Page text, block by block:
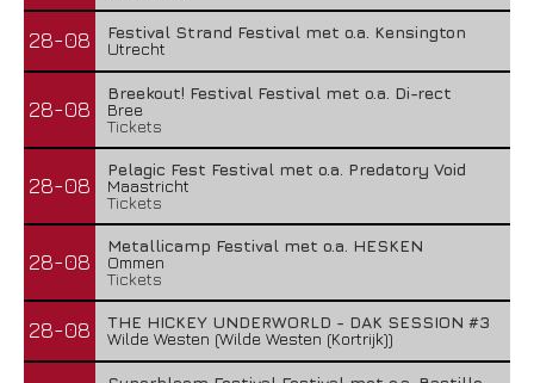
28-08
Festival Strand Festival met o.a. Kensington
Utrecht
28-08
Breekout! Festival Festival met o.a. Di-rect
Bree
Tickets
28-08
Pelagic Fest Festival met o.a. Predatory Void
Maastricht
Tickets
28-08
Metallicamp Festival met o.a. HESKEN
Ommen
Tickets
28-08
THE HICKEY UNDERWORLD - DAK SESSION #3
Wilde Westen (Wilde Westen (Kortrijk))